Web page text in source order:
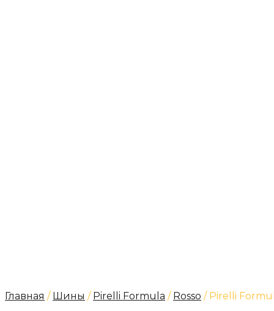
Главная / Шины / Pirelli Formula / Rosso / Pirelli